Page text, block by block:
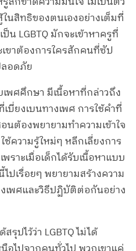
ในสิทธิของตนเองอย่างเต็มที่
น LGBTQ มักจะเข้าหาครูที่
เขาต้องการใครสักคนที่ซัป
อดภัย
พศศึกษา มีเนื้อหาที่กล่าวถึง
ยงเบนทางเพศ การใช้คำที่
ต้องพยายามทำความเข้าใจ
ช้ความรู้ใหม่ๆ หลีกเลี่ยงการ
ราะเมื่อเด็กได้รับเนื้อหาแบบ
เรื่อยๆ พยายามสร้างความ
งเพศและวิธีปฏิบัติต่อกันอย่าง
ปไว้ว่า LGBTQ ไม่ได้